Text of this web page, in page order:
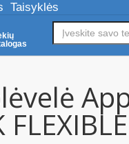
Taisyklės